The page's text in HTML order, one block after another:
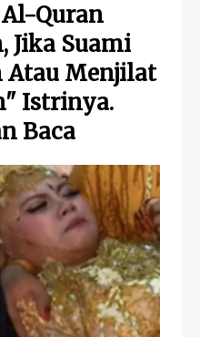
Quran
Jika Suami
Atau Menjilat
Istrinya.
Baca